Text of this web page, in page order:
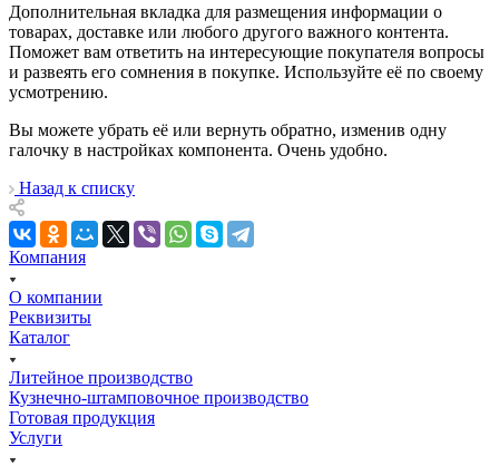
Дополнительная вкладка для размещения информации о
товарах, доставке или любого другого важного контента.
Поможет вам ответить на интересующие покупателя вопросы
и развеять его сомнения в покупке. Используйте её по своему
усмотрению.
Вы можете убрать её или вернуть обратно, изменив одну
галочку в настройках компонента. Очень удобно.
Назад к списку
Компания
О компании
Реквизиты
Каталог
Литейное производство
Кузнечно-штамповочное производство
Готовая продукция
Услуги